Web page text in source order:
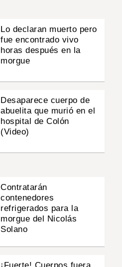
Lo declaran muerto pero
fue encontrado vivo
horas después en la
morgue
Desaparece cuerpo de
abuelita que murió en el
hospital de Colón
(Video)
Contratarán
contenedores
refrigerados para la
morgue del Nicolás
Solano